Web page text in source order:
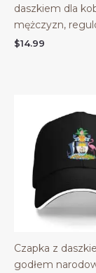
daszkiem dla
mężczyzn,
$14.99
Czapka z
godłem